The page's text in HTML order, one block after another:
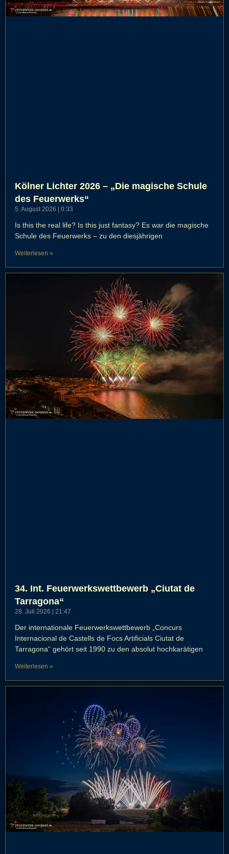
Kölner Lichter 2026 – „Die magische Schule
des Feuerwerks“
5. August 2026 0:33
Is this the real life? Is this just fantasy? Es war die magische
Schule des Feuerwerks – zu den diesjährigen
Weiterlesen »
34. Int. Feuerwerkswettbewerb „Ciutat de
Tarragona“
28. Juli 2026 21:47
Der internationale Feuerwerkswettbewerb „Concurs
Internacional de Castells de Focs Artificials Ciutat de
Tarragona“ gehört seit 1990 zu den absolut hochkarätigen
Weiterlesen »